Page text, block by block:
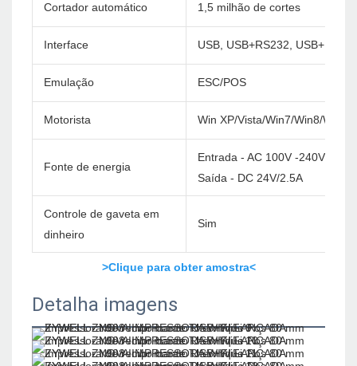
Cortador automático 1,5 milhão de cortes
Interface USB, USB+RS232, USB+LAN,
Emulação ESC/POS
Motorista Win XP/Vista/Win7/Win8/
Fonte de energia
Entrada - AC 100V -240V/60Hz
Saída - DC 24V/2.5A
Controle de gaveta em
dinheiro
Sim
>Clique para obter amostra<
Detalha imagens